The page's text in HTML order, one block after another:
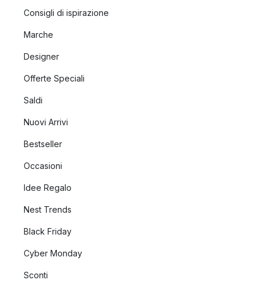
Consigli di ispirazione
Marche
Designer
Offerte Speciali
Saldi
Nuovi Arrivi
Bestseller
Occasioni
Idee Regalo
Nest Trends
Black Friday
Cyber Monday
Sconti